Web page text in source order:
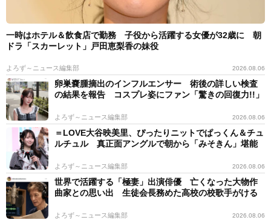
一時はホテル＆飲食店で勤務 子役から活躍する女優が32歳に 朝
ドラ「スカーレット」戸田恵梨香の妹役
よろず～ニュース編集部 2026.08.06
卵巣嚢腫摘出のインフルエンサー 術後の詳しい検査
の結果を報告 コスプレ姿にファン「驚きの回復力!!」
よろず～ニュース編集部 2026.08.06
＝LOVE大谷映美里、ぴったりニットでぱっくん＆チュ
ルチュル 真正面アングルで朝から「みそきん」堪能
よろず～ニュース編集部 2026.08.06
世界で活躍する「極妻」出演俳優 亡くなった大物作
曲家との思い出 生徒会長務めた高校の校歌手がける
よろず～ニュース編集部 2026.08.06